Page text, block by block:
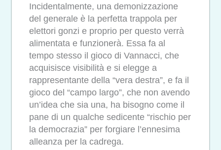
Incidentalmente, una demonizzazione
del generale è la perfetta trappola per
elettori gonzi e proprio per questo verrà
alimentata e funzionerà. Essa fa al
tempo stesso il gioco di Vannacci, che
acquisisce visibilità e si elegge a
rappresentante della “vera destra”, e fa il
gioco del “campo largo”, che non avendo
un’idea che sia una, ha bisogno come il
pane di un qualche sedicente “rischio per
la democrazia” per forgiare l’ennesima
alleanza per la cadrega.